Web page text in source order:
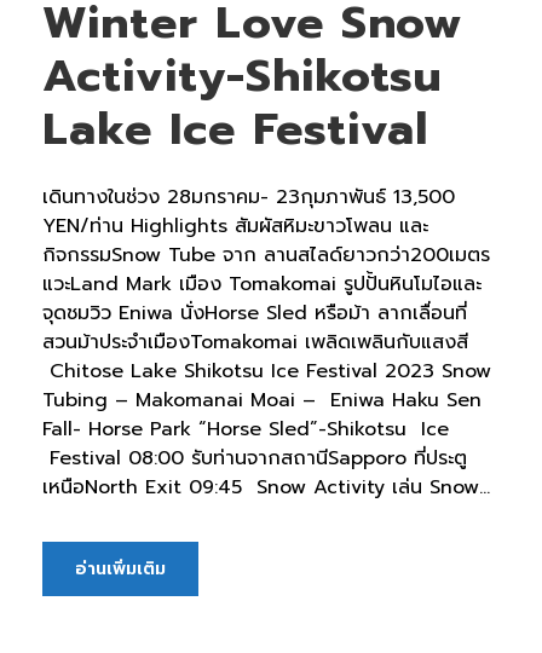
Winter Love Snow
Activity-Shikotsu
Lake Ice Festival
เดินทางในช่วง 28มกราคม- 23กุมภาพันธ์ 13,500
YEN/ท่าน Highlights สัมผัสหิมะขาวโพลน และ
กิจกรรมSnow Tube จาก ลานสไลด์ยาวกว่า200เมตร
แวะLand Mark เมือง Tomakomai รูปปั้นหินโมไอและ
จุดชมวิว Eniwa นั่งHorse Sled หรือม้า ลากเลื่อนที่
สวนม้าประจำเมืองTomakomai เพลิดเพลินกับแสงสี
Chitose Lake Shikotsu Ice Festival 2023 Snow
Tubing – Makomanai Moai – Eniwa Haku Sen
Fall- Horse Park “Horse Sled”-Shikotsu Ice
Festival 08:00 รับท่านจากสถานีSapporo ที่ประตู
เหนือNorth Exit 09:45 Snow Activity เล่น Snow...
อ่านเพิ่มเติม